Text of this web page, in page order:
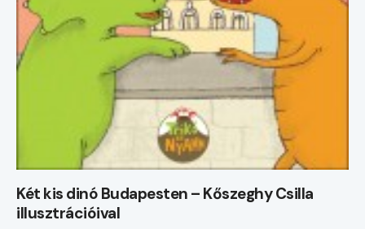
Két kis dinó Budapesten – Kőszeghy Csilla
illusztrációival